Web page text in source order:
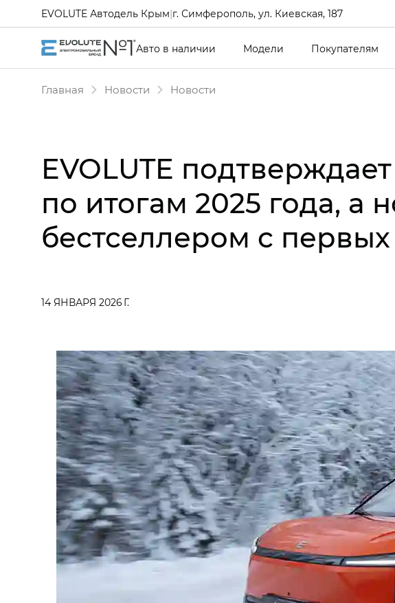
EVOLUTE Автодель Крым|г. Симферополь, ул. Киевская, 187
Авто в наличии Модели Покупателям
Главная Новости Новости
EVOLUTE
по итогам 2025 года, а
бестселлером с
14 ЯНВАРЯ 2026 Г.